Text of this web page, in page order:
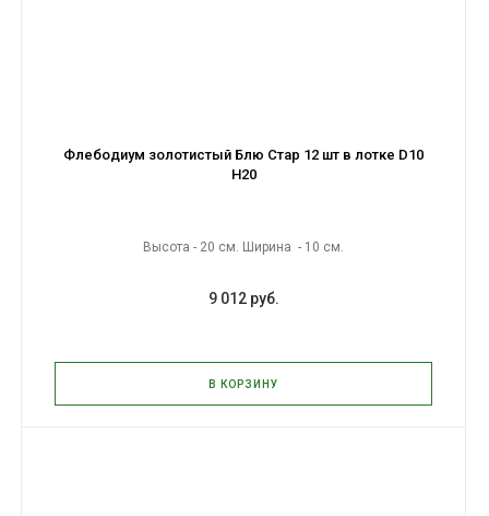
Флебодиум золотистый Блю Стар 12 шт в лотке D10
H20
Высота - 20 см. Ширина - 10 см.
9 012 руб.
В КОРЗИНУ